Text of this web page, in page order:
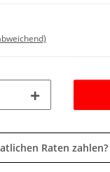
Raten zahlen?